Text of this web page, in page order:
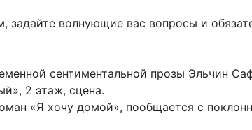
задайте волнующие вас вопросы и
сентиментальной прозы Эльчин
2 этаж, сцена.
«Я хочу домой», пообщается с